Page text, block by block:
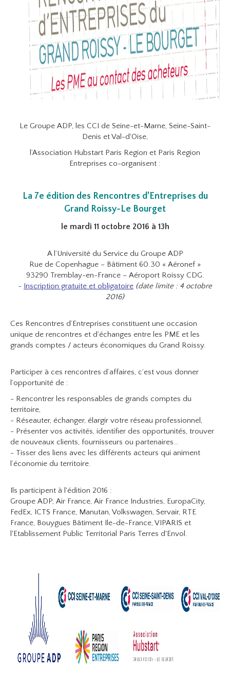
Le Groupe ADP, les CCI de Seine-et-Marne, Seine-Saint-
Denis et Val-d'Oise,
l’Association Hubstart Paris Region et Paris Region
Entreprises co-organisent :
La 7e édition des Rencontres d’Entreprises du
Grand Roissy-Le Bourget
le mardi 11 octobre 2016 à 13h
A l’Université du Service du Groupe ADP
Rue de Copenhague − Bâtiment 60.30 « Aéronef »
93290 Tremblay-en-France – Aéroport Roissy CDG.
- Inscription gratuite et obligatoire (date limite : 4 octobre
2016)
Ces Rencontres d’Entreprises constituent une occasion
unique de rencontres et d’échanges entre les PME et les
grands comptes / acteurs économiques du Grand Roissy.
Participer à ces rencontres d’affaires, c’est vous donner
l’opportunité de :
- Rencontrer les responsables de grands comptes du
territoire,
- Réseauter, échanger, élargir votre réseau professionnel,
- Présenter vos activités, identifier des opportunités, trouver
de nouveaux clients, fournisseurs ou partenaires…
- Tisser des liens avec les différents acteurs qui animent
l’économie du territoire.
Ils participent à l'édition 2016 :
Groupe ADP, Air France, Air France Industries, EuropaCity,
FedEx, ICTS France, Manutan, Volkswagen, Servair, RTE
France, Bouygues Bâtiment Ile-de-France, VIPARIS et
l'Etablissement Public Territorial Paris Terres d'Envol.